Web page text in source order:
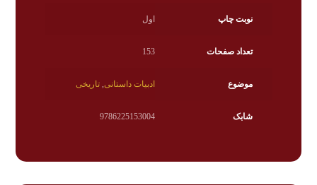
نوبت چاپ اول
تعداد صفحات 153
موضوع ادبیات داستانی,تاریخی
شابک 9786225153004